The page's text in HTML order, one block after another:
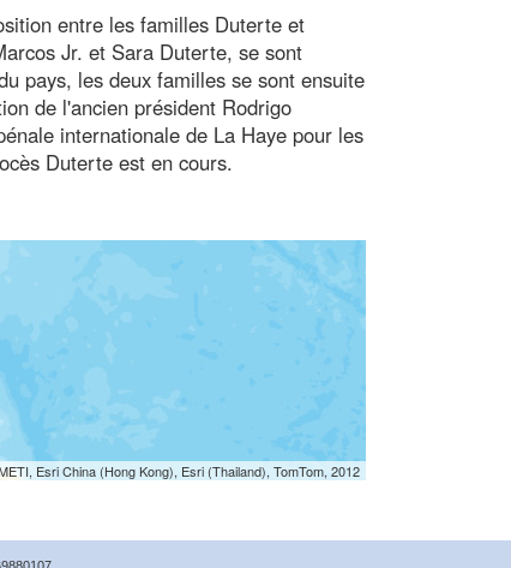
entre les familles Duterte et
Jr. et Sara Duterte, se sont
pays, les deux familles se sont ensuite
de l'ancien président Rodrigo
internationale de La Haye pour les
Duterte est en cours.
Esri China (Hong Kong), Esri (Thailand), TomTom, 2012